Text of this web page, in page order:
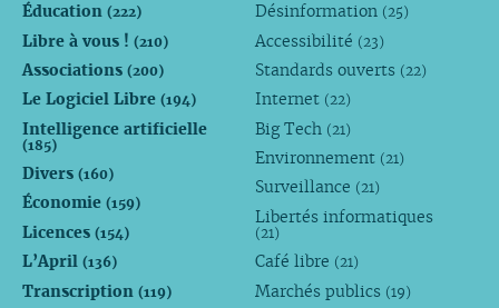
Éducation (222)
Libre à vous ! (210)
Associations (200)
Le Logiciel Libre (194)
Intelligence artificielle
(185)
Divers (160)
Économie (159)
Licences (154)
L’April (136)
Transcription (119)
Désinformation (25)
Accessibilité (23)
Standards ouverts (22)
Internet (22)
Big Tech (21)
Environnement (21)
Surveillance (21)
Libertés informatiques
(21)
Café libre (21)
Marchés publics (19)